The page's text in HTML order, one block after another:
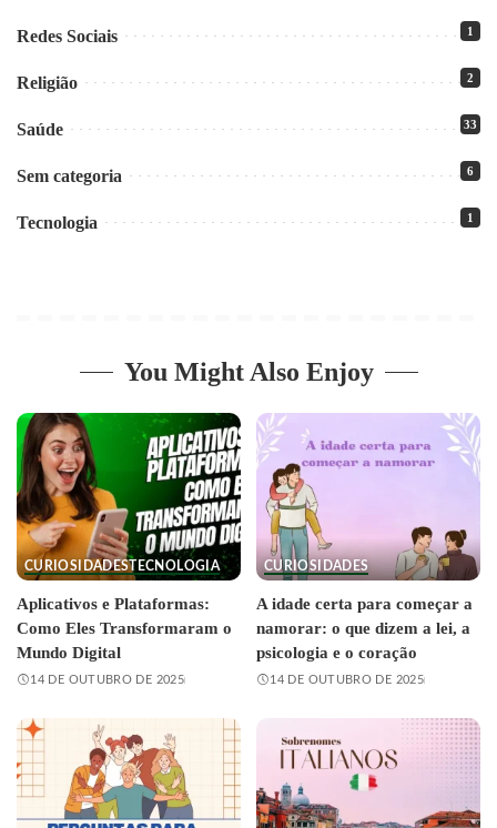
Redes Sociais 1
Religião 2
Saúde 33
Sem categoria 6
Tecnologia 1
You Might Also Enjoy
CURIOSIDADESTECNOLOGIA
Aplicativos e Plataformas:
Como Eles Transformaram o
Mundo Digital
14 DE OUTUBRO DE 2025
CURIOSIDADES
A idade certa para começar a
namorar: o que dizem a lei, a
psicologia e o coração
14 DE OUTUBRO DE 2025